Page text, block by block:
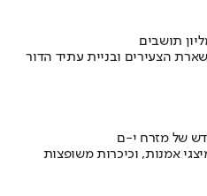
הצעירים ובניית עתיד הדור
של מזרח י-ם
אמנות, וכיכרות משופצות